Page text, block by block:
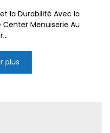
la Durabilité Avec la
Menuiserie Au
plus